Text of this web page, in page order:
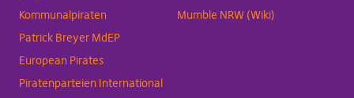
Kommunalpiraten
Patrick Breyer MdEP
European Pirates
Piratenparteien International
Mumble NRW (Wiki)